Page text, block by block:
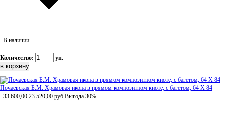
В наличии
Количество: уп.
Почаевская Б.М. Храмовая икона в прямом композитном киоте, с багетом, 64 Х 84
33 600,00 23 520,00 руб Выгода 30%